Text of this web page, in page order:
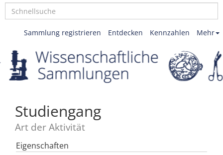
Mehr
Kennzahlen
Entdecken
Sammlung registrieren
Studiengang
Art der Aktivität
Eigenschaften